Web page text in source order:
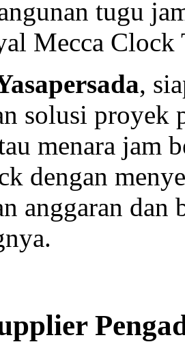
tugu
Mecca
,
solusi proyek
menara jam
dengan
anggaran